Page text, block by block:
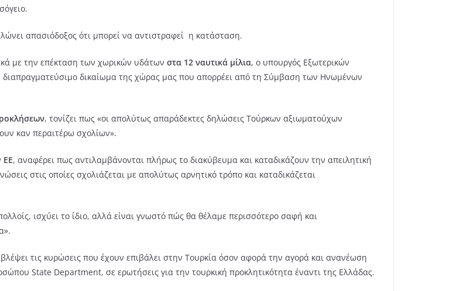
απασιόδοξος ότι μπορεί να αντιστραφεί η κατάσταση.
με την επέκταση των χωρικών υδάτων στα 12 ναυτικά μίλια, ο υπουργός Εξωτερικών
διαπραγματεύσιμο δικαίωμα της χώρας μας που απορρέει από τη Σύμβαση των Ηνωμένων
, τονίζει πως «οι απολύτως απαράδεκτες δηλώσεις Τούρκων αξιωματούχων
καν περαιτέρω σχολίων».
ΕΕ, αναφέρει πως αντιλαμβάνονται πλήρως το διακύβευμα και καταδικάζουν την απειλητική
στις οποίες σχολιάζεται με απολύτως αρνητικό τρόπο και καταδικάζεται
ισχύει το ίδιο, αλλά είναι γνωστό πώς θα θέλαμε περισσότερο σαφή και
τις κυρώσεις που έχουν επιβάλει στην Τουρκία όσον αφορά την αγορά και ανανέωση
State Department, σε ερωτήσεις για την τουρκική προκλητικότητα έναντι της Ελλάδας.